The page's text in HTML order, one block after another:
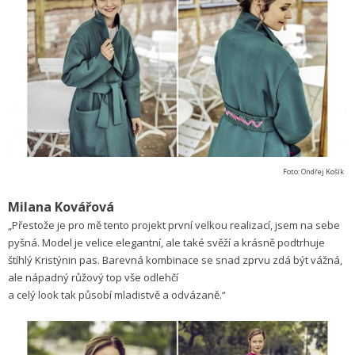
Foto: Ondřej Košík
Milana Kovářová
„Přestože je pro mě tento projekt první velkou realizací, jsem na sebe
pyšná. Model je velice elegantní, ale také svěží a krásně podtrhuje
štíhlý Kristýnin pas. Barevná kombinace se snad zprvu zdá být vážná,
ale nápadný růžový top vše odlehčí
a celý look tak působí mladistvě a odvázaně.“